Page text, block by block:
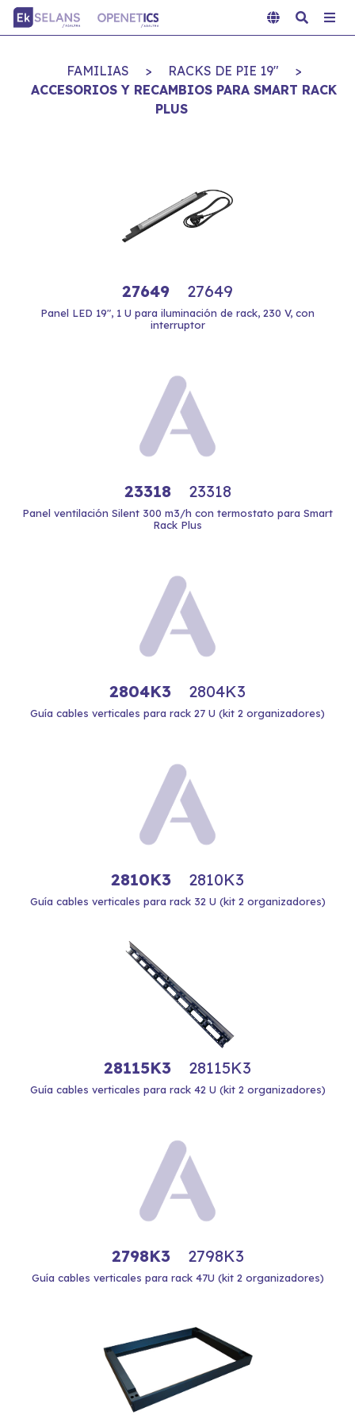
FAMILIAS > RACKS DE PIE 19"
>
ACCESORIOS Y RECAMBIOS PARA SMART RACK
PLUS
27649 27649
Panel LED 19", 1 U para iluminación de rack, 230 V, con
interruptor
23318 23318
Panel ventilación Silent 300 m3/h con termostato para Smart
Rack Plus
2804K3 2804K3
Guía cables verticales para rack 27 U (kit 2 organizadores)
2810K3 2810K3
Guía cables verticales para rack 32 U (kit 2 organizadores)
28115K3 28115K3
Guía cables verticales para rack 42 U (kit 2 organizadores)
2798K3 2798K3
Guía cables verticales para rack 47U (kit 2 organizadores)